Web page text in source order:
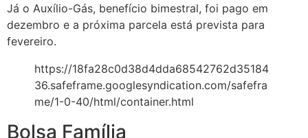
Já o Auxílio-Gás, benefício bimestral, foi pago em
dezembro e a próxima parcela está prevista para
fevereiro.
https://18fa28c0d38d4dda68542762d35184
36.safeframe.googlesyndication.com/safefra
me/1-0-40/html/container.html
Bolsa Família